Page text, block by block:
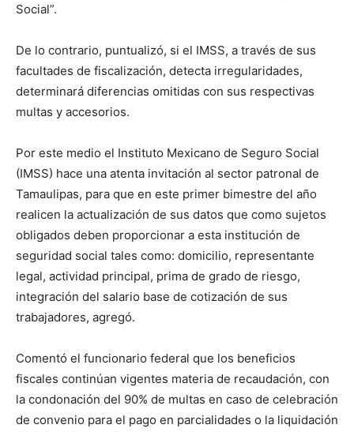
Social”.
De lo contrario, puntualizó, si el IMSS, a través de sus
facultades de fiscalización, detecta irregularidades,
determinará diferencias omitidas con sus respectivas
multas y accesorios.
Por este medio el Instituto Mexicano de Seguro Social
(IMSS) hace una atenta invitación al sector patronal de
Tamaulipas, para que en este primer bimestre del año
realicen la actualización de sus datos que como sujetos
obligados deben proporcionar a esta institución de
seguridad social tales como: domicilio, representante
legal, actividad principal, prima de grado de riesgo,
integración del salario base de cotización de sus
trabajadores, agregó.
Comentó el funcionario federal que los beneficios
fiscales continúan vigentes materia de recaudación, con
la condonación del 90% de multas en caso de celebración
de convenio para el pago en parcialidades o la liquidación